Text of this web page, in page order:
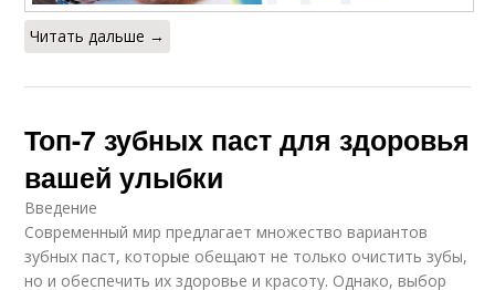
Читать дальше →
Топ-7 зубных паст для здоровья
вашей улыбки
Введение
Современный мир предлагает множество вариантов
зубных паст, которые обещают не только очистить зубы,
но и обеспечить их здоровье и красоту. Однако, выбор